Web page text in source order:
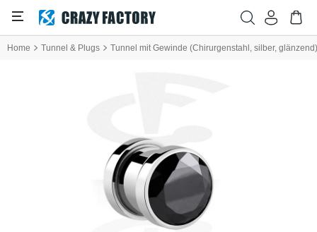
Home Tunnel & Plugs Tunnel mit Gewinde (Chirurgenstahl, silber,